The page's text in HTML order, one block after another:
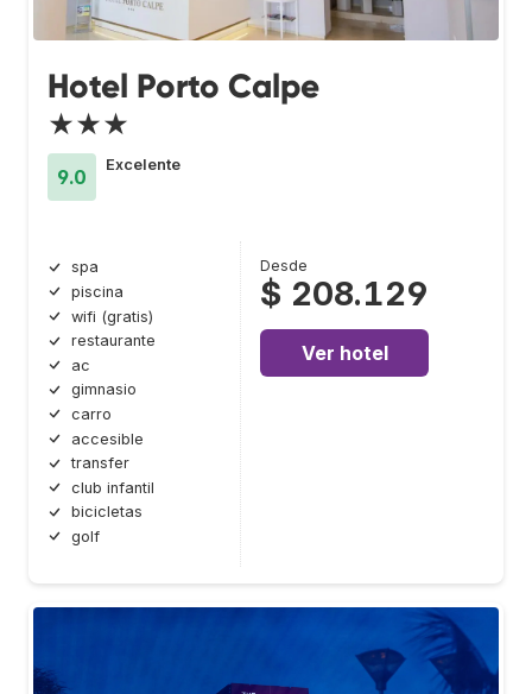
Hotel Porto Calpe
★★★
9.0
Excelente
spa
piscina
wifi (gratis)
restaurante
ac
gimnasio
carro
accesible
transfer
club infantil
bicicletas
golf
Desde
$ 208.129
Ver hotel